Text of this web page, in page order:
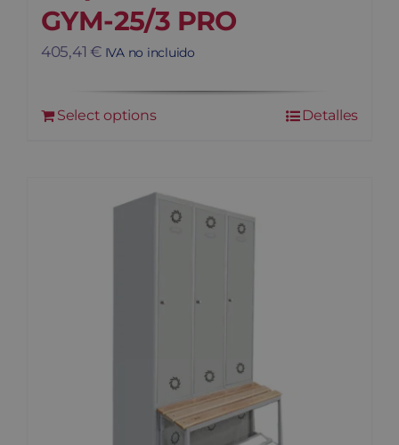
GYM-25/3 PRO
405,41€ IVA no incluido
Select options Detalles